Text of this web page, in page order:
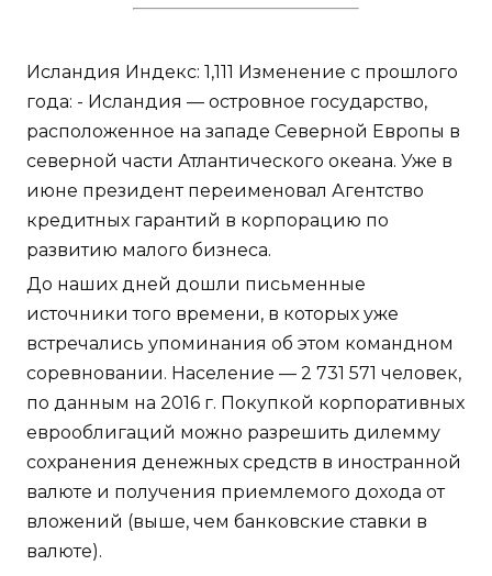
Исландия Индекс: 1,111 Изменение с прошлого
года: - Исландия — островное государство,
расположенное на западе Северной Европы в
северной части Атлантического океана. Уже в
июне президент переименовал Агентство
кредитных гарантий в корпорацию по
развитию малого бизнеса.
До наших дней дошли письменные
источники того времени, в которых уже
встречались упоминания об этом командном
соревновании. Население — 2 731 571 человек,
по данным на 2016 г. Покупкой корпоративных
еврооблигаций можно разрешить дилемму
сохранения денежных средств в иностранной
валюте и получения приемлемого дохода от
вложений (выше, чем банковские ставки в
валюте).